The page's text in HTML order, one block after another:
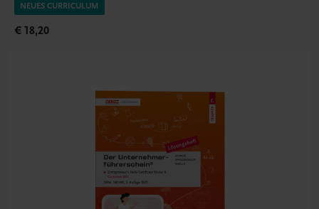
NEUES CURRICULUM
€ 18,20